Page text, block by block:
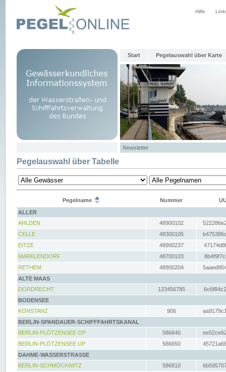
Hilfe
Start Pegelauswahl über Karte
Newsletter
Pegelauswahl über Tabelle
Pegelname Nummer
ALLER
AHLDEN
48900102
CELLE
48300105
EITZE
48900237
MARKLENDORF
48700103
RETHEM
48900204
ALTE MAAS
DORDRECHT
123456785
BODENSEE
KONSTANZ
906
BERLIN-SPANDAUER-SCHIFFFAHRTSKANAL
BERLIN-PLÖTZENSEE OP
586640
BERLIN-PLÖTZENSEE UP
586650
DAHME-WASSERSTRASSE
BERLIN-SCHMÖCKWITZ
586810